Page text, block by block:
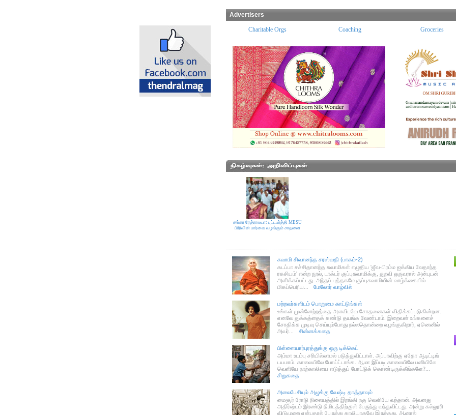
Advertisers
Temples Charitable Orgs Coaching Groceries
சங்கர நேத்ராலயா: புட்டபர்த்தி MESU
பிரிவின் பார்வை வழங்கும் சாதனை
சுவாமி சிவானந்த சரஸ்வதி (பாகம்-2)
கடப்பா சச்சிதானந்த சுவாமிகள் எழுதிய 'ஜீவ-பிரம்ம ஐக்கிய வேதாந்த
ரகசியம்' என்ற நூல், டாக்டர் குப்புசுவாமிக்கு, துறவி ஒருவரால் அன்புடன்
அளிக்கப்பட்டது. அந்தப் புத்தகமே குப்புசுவாமியின் வாழ்க்கையில்
மிகப்பெரிய...
மேலோர் வாழ்வில்
மற்றவர்களிடம் பொறுமை காட்டுங்கள்
உங்கள் முன்னேற்றத்தை அளவிடவே சோதனைகள் விதிக்கப்படுகின்றன.
எனவே துக்கத்தைக் கண்டு தயங்க வேண்டாம். இறைவன் உங்களைச்
சோதிக்க முடிவு செய்யும்போது நல்லதொன்றை வழங்குகிறார், ஏனெனில்
அவர்...
சின்னக்கதை
பிள்ளையார்புரத்துக்கு ஒரு டிக்கெட்
அம்மா உடம்பு சரியில்லாமல் படுத்துவிட்டாள். அப்பாவிற்கு ஏதோ ஆடிட்டிங்
டயமாம். காலையிலே போய்ட்டாங்க. ஆமா இப்படி காலையிலே பனியிலே
வெளியே நாற்காலியை எடுத்துப் போட்டுக் கொண்டிருக்கீங்களே?...
சிறுகதை
அலைபேசியும் அழுக்கு வேஷ்டி தாத்தாவும்
மைசூர் ரோடு நிலையத்தில் இறங்கி ரகு வெளியே வந்தான். அவனது
அதிர்ஷ்டம் இரண்டு நிமிடத்திற்குள் பேருந்து வந்துவிட்டது. அன்று கல்லூரி
விடுமுறை என்பதால் பேருந்து காலியாகவே இருந்தது. ஆனால்